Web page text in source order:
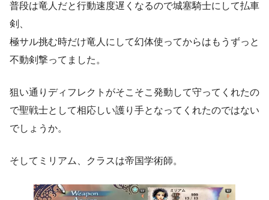
普段は竜人だと行動速度遅くなるので城塞騎士にして払車
剣、
極サル挑む時だけ竜人にして幻体使ってからはもうずっと
不動剣撃ってました。
狙い通りディフレクトがそこそこ発動して守ってくれたの
で聖戦士として相応しい護り手となってくれたのではない
でしょうか。
そしてミリアム、クラスは帝国学術師。